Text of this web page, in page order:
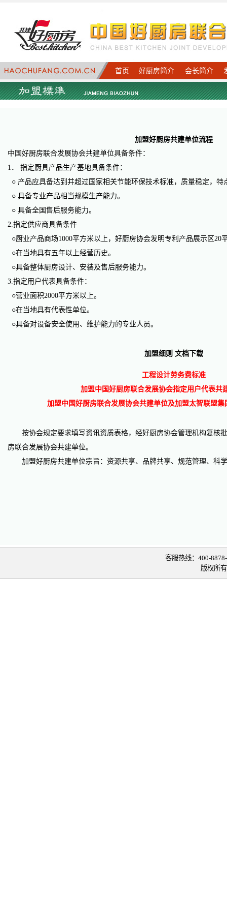
首页 好厨房简介 会长简介
加盟好厨房共建单位流程
中国好厨房联合发展协会共建单位具备条件：
1． 指定厨具产品生产基地具备条件：
○ 产品应具备达到并超过国家相关节能环保技术标准，质量稳定，特
○ 具备专业产品相当规模生产能力。
○ 具备全国售后服务能力。
2.指定供应商具备条件
○厨业产品商场1000平方米以上，好厨房协会发明专利产品展示区20
○在当地具有五年以上经营历史。
○具备整体厨房设计、安装及售后服务能力。
3.指定用户代表具备条件：
○营业面积2000平方米以上。
○在当地具有代表性单位。
○具备对设备安全使用、维护能力的专业人员。
加盟细则 文档下载
工程设计劳务费标准
加盟中国好厨房联合发展协会指定用户代表共
加盟中国好厨房联合发展协会共建单位及加盟太智联盟
按协会规定要求填写资讯资质表格，经好厨房协会管理机构复核
房联合发展协会共建单位。
加盟好厨房共建单位宗旨：资源共享、品牌共享、规范管理、科
客服热线：400-
版权所